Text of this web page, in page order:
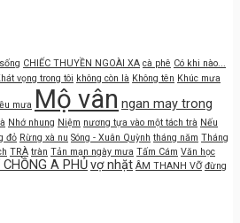
CHIẾC THUYỀN NGOÀI XA cà phê Có khi nào...
vọng trong tôi không còn là Không tên Khúc mưa
mưa Mộ vân ngan may trong
Nhớ nhung Niệm nương tựa vào một tách trà Nếu
đỏ Rừng xà nu Sóng - Xuân Quỳnh tháng năm Tháng
TRÀ tràn Tản mạn ngày mưa Tấm Cám Văn học
CHỒNG A PHỦvợ nhặt ÂM THANH VỠ đừng